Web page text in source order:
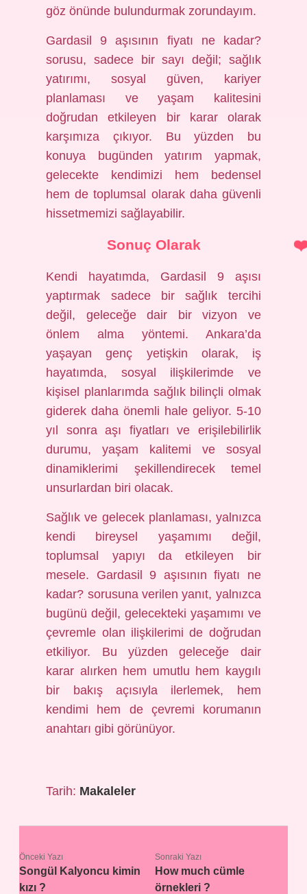
göz önünde bulundurmak zorundayım.
Gardasil 9 aşısının fiyatı ne kadar?
sorusu, sadece bir sayı değil; sağlık
yatırımı, sosyal güven, kariyer
planlaması ve yaşam kalitesini
doğrudan etkileyen bir karar olarak
karşımıza çıkıyor. Bu yüzden bu
konuya bugünden yatırım yapmak,
gelecekte kendimizi hem bedensel
hem de toplumsal olarak daha güvenli
hissetmemizi sağlayabilir.
Sonuç Olarak
Kendi hayatımda, Gardasil 9 aşısı
yaptırmak sadece bir sağlık tercihi
değil, geleceğe dair bir vizyon ve
önlem alma yöntemi. Ankara’da
yaşayan genç yetişkin olarak, iş
hayatımda, sosyal ilişkilerimde ve
kişisel planlarımda sağlık bilinçli olmak
giderek daha önemli hale geliyor. 5-10
yıl sonra aşı fiyatları ve erişilebilirlik
durumu, yaşam kalitemi ve sosyal
dinamiklerimi şekillendirecek temel
unsurlardan biri olacak.
Sağlık ve gelecek planlaması, yalnızca
kendi bireysel yaşamımı değil,
toplumsal yapıyı da etkileyen bir
mesele. Gardasil 9 aşısının fiyatı ne
kadar? sorusuna verilen yanıt, yalnızca
bugünü değil, gelecekteki yaşamımı ve
çevremle olan ilişkilerimi de doğrudan
etkiliyor. Bu yüzden geleceğe dair
karar alırken hem umutlu hem kaygılı
bir bakış açısıyla ilerlemek, hem
kendimi hem de çevremi korumanın
anahtarı gibi görünüyor.
Tarih: Makaleler
Önceki Yazı
Songül Kalyoncu kimin
kızı ?
Sonraki Yazı
How much cümle
örnekleri ?